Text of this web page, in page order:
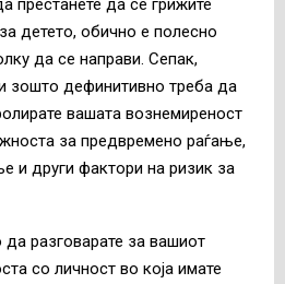
престанете да се грижите
детето, обично е полесно
да се направи. Сепак,
зошто дефинитивно треба да
вашата вознемиреност
за предвремено раѓање,
и други фактори на ризик за
разговарате за вашиот
со личност во која имате